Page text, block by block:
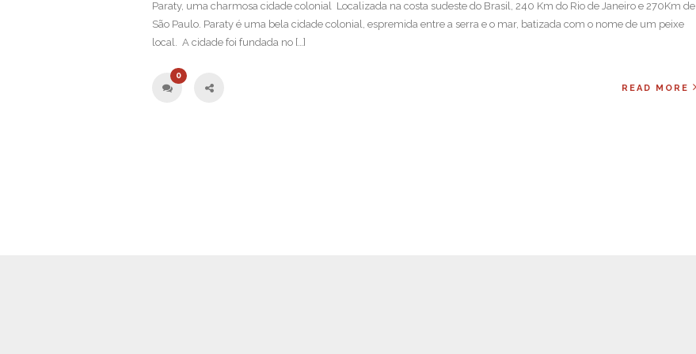
Paraty, uma charmosa cidade colonial Localizada na costa sudeste do Brasil, 240 Km do Rio de Janeiro e 270Km de
São Paulo. Paraty é uma bela cidade colonial, espremida entre a serra e o mar, batizada com o nome de um peixe
local. A cidade foi fundada no […]
0
READ MORE